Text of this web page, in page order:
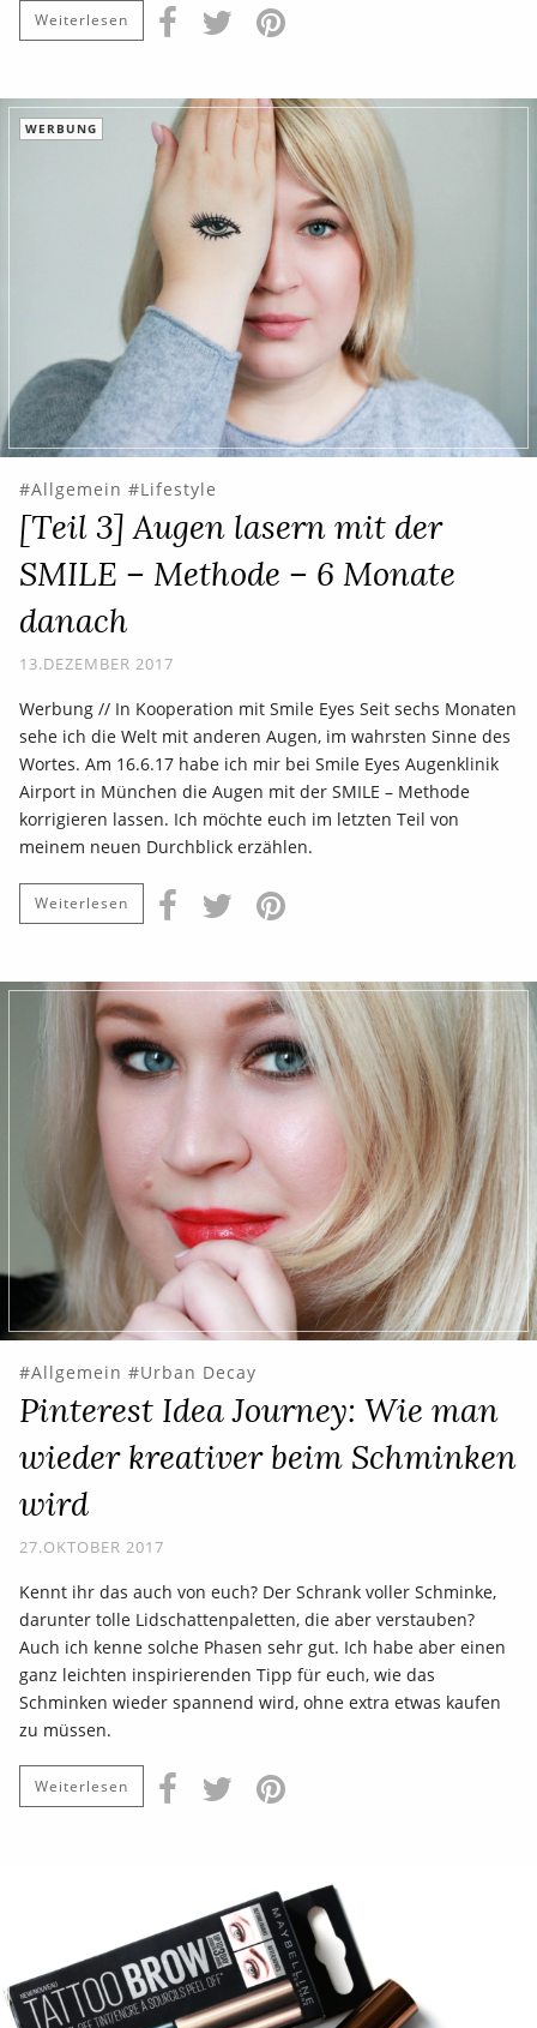
Weiterlesen
WERBUNG
Allgemein Lifestyle
[Teil 3] Augen lasern mit der
SMILE – Methode – 6 Monate
danach
13.DEZEMBER 2017
Werbung // In Kooperation mit Smile Eyes Seit sechs Monaten
sehe ich die Welt mit anderen Augen, im wahrsten Sinne des
Wortes. Am 16.6.17 habe ich mir bei Smile Eyes Augenklinik
Airport in München die Augen mit der SMILE – Methode
korrigieren lassen. Ich möchte euch im letzten Teil von
meinem neuen Durchblick erzählen.
Weiterlesen
Allgemein Urban Decay
Pinterest Idea Journey: Wie man
wieder kreativer beim Schminken
wird
27.OKTOBER 2017
Kennt ihr das auch von euch? Der Schrank voller Schminke,
darunter tolle Lidschattenpaletten, die aber verstauben?
Auch ich kenne solche Phasen sehr gut. Ich habe aber einen
ganz leichten inspirierenden Tipp für euch, wie das
Schminken wieder spannend wird, ohne extra etwas kaufen
zu müssen.
Weiterlesen